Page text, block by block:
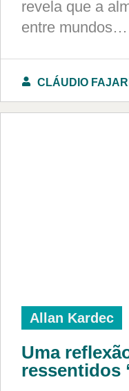
revela que a
entre mundos…
CLÁUDIO
Allan Kardec
Uma
ressentidos